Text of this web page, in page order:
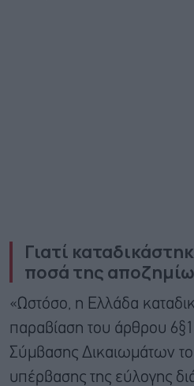
Γιατί
ποσά της
«Ωστόσο, η Ελλάδα
παραβίαση του άρθρου
Σύμβασης Δικαιωμάτων
υπέρβασης της εύλογης